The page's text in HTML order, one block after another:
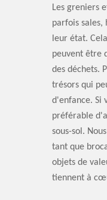
Les greniers
parfois sales,
leur état.
peuvent être
des déchets.
trésors qui
d'enfance. Si
préférable
sous-sol.
tant que
objets de
tiennent à